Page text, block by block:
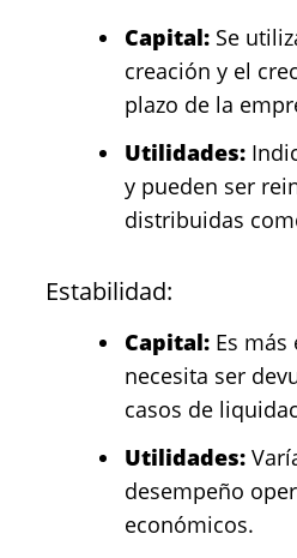
Capital: Se
creación y el
plazo de la
Utilidades:
y pueden ser
distribuidas
Estabilidad:
Capital: Es más
necesita ser
casos de
Utilidades:
desempeño
económicos.